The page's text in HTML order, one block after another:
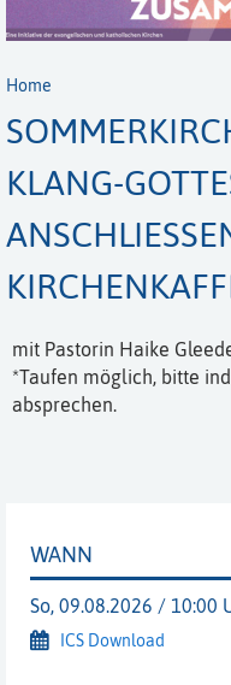
Home
KLANG-
mit Pastorin Haike
*Taufen möglich, bitte
absprechen.
WANN
So, 09.08.2026 / 10:00
ICS Download